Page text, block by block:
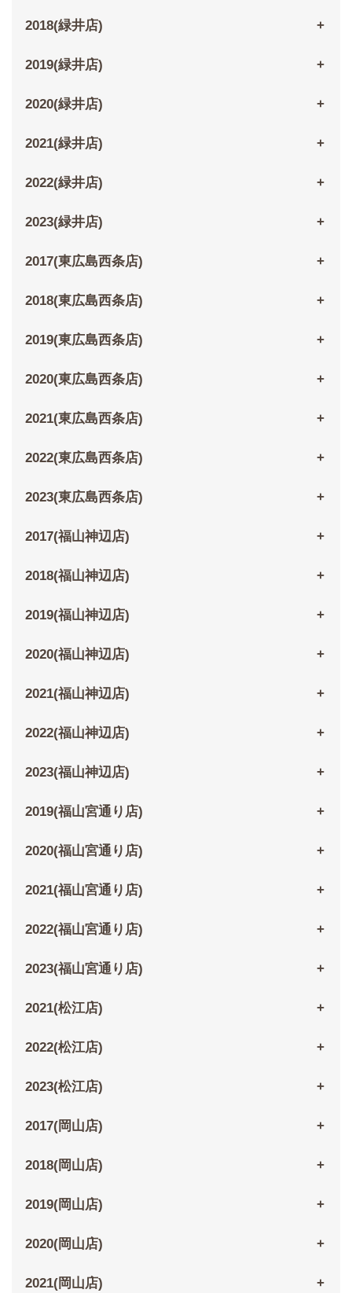
2018(緑井店)
2019(緑井店)
2020(緑井店)
2021(緑井店)
2022(緑井店)
2023(緑井店)
2017(東広島西条店)
2018(東広島西条店)
2019(東広島西条店)
2020(東広島西条店)
2021(東広島西条店)
2022(東広島西条店)
2023(東広島西条店)
2017(福山神辺店)
2018(福山神辺店)
2019(福山神辺店)
2020(福山神辺店)
2021(福山神辺店)
2022(福山神辺店)
2023(福山神辺店)
2019(福山宮通り店)
2020(福山宮通り店)
2021(福山宮通り店)
2022(福山宮通り店)
2023(福山宮通り店)
2021(松江店)
2022(松江店)
2023(松江店)
2017(岡山店)
2018(岡山店)
2019(岡山店)
2020(岡山店)
2021(岡山店)